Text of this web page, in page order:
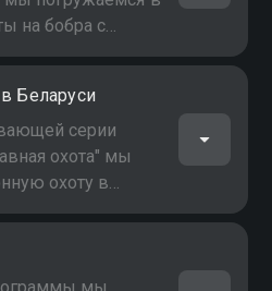
на бобра с
Беларуси
серии
охота" мы
охоту в